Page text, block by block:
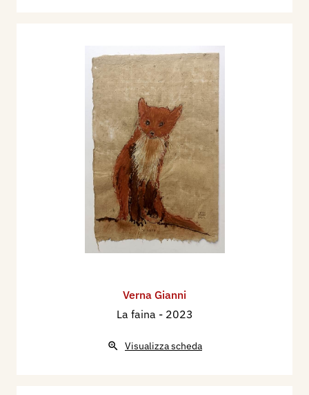
Verna Gianni
La faina - 2023
Visualizza scheda